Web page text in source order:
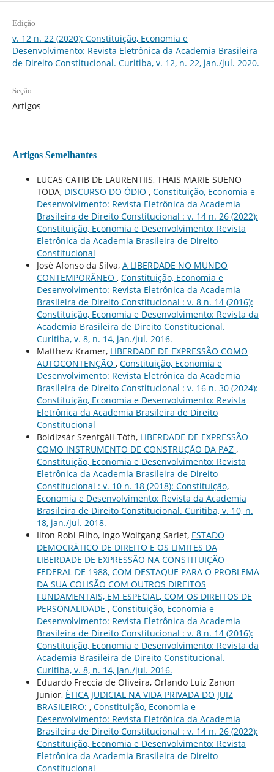
Edição
v. 12 n. 22 (2020): Constituição, Economia e
Desenvolvimento: Revista Eletrônica da Academia Brasileira
de Direito Constitucional. Curitiba, v. 12, n. 22, jan./jul. 2020.
Seção
Artigos
Artigos Semelhantes
LUCAS CATIB DE LAURENTIIS, THAIS MARIE SUENO
TODA, DISCURSO DO ÓDIO , Constituição, Economia e
Desenvolvimento: Revista Eletrônica da Academia
Brasileira de Direito Constitucional : v. 14 n. 26 (2022):
Constituição, Economia e Desenvolvimento: Revista
Eletrônica da Academia Brasileira de Direito
Constitucional
José Afonso da Silva, A LIBERDADE NO MUNDO
CONTEMPORÂNEO , Constituição, Economia e
Desenvolvimento: Revista Eletrônica da Academia
Brasileira de Direito Constitucional : v. 8 n. 14 (2016):
Constituição, Economia e Desenvolvimento: Revista da
Academia Brasileira de Direito Constitucional.
Curitiba, v. 8, n. 14, jan./jul. 2016.
Matthew Kramer, LIBERDADE DE EXPRESSÃO COMO
AUTOCONTENÇÃO , Constituição, Economia e
Desenvolvimento: Revista Eletrônica da Academia
Brasileira de Direito Constitucional : v. 16 n. 30 (2024):
Constituição, Economia e Desenvolvimento: Revista
Eletrônica da Academia Brasileira de Direito
Constitucional
Boldizsár Szentgáli-Tóth, LIBERDADE DE EXPRESSÃO
COMO INSTRUMENTO DE CONSTRUÇÃO DA PAZ ,
Constituição, Economia e Desenvolvimento: Revista
Eletrônica da Academia Brasileira de Direito
Constitucional : v. 10 n. 18 (2018): Constituição,
Economia e Desenvolvimento: Revista da Academia
Brasileira de Direito Constitucional. Curitiba, v. 10, n.
18, jan./jul. 2018.
Ilton Robl Filho, Ingo Wolfgang Sarlet, ESTADO
DEMOCRÁTICO DE DIREITO E OS LIMITES DA
LIBERDADE DE EXPRESSÃO NA CONSTITUIÇÃO
FEDERAL DE 1988, COM DESTAQUE PARA O PROBLEMA
DA SUA COLISÃO COM OUTROS DIREITOS
FUNDAMENTAIS, EM ESPECIAL, COM OS DIREITOS DE
PERSONALIDADE , Constituição, Economia e
Desenvolvimento: Revista Eletrônica da Academia
Brasileira de Direito Constitucional : v. 8 n. 14 (2016):
Constituição, Economia e Desenvolvimento: Revista da
Academia Brasileira de Direito Constitucional.
Curitiba, v. 8, n. 14, jan./jul. 2016.
Eduardo Freccia de Oliveira, Orlando Luiz Zanon
Junior, ÉTICA JUDICIAL NA VIDA PRIVADA DO JUIZ
BRASILEIRO: , Constituição, Economia e
Desenvolvimento: Revista Eletrônica da Academia
Brasileira de Direito Constitucional : v. 14 n. 26 (2022):
Constituição, Economia e Desenvolvimento: Revista
Eletrônica da Academia Brasileira de Direito
Constitucional